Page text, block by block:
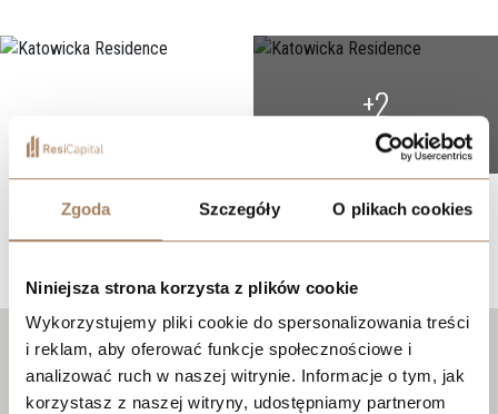
Zgoda Szczegóły O plikach cookies
Niniejsza strona korzysta z plików cookie
Wykorzystujemy pliki cookie do spersonalizowania treści
i reklam, aby oferować funkcje społecznościowe i
analizować ruch w naszej witrynie. Informacje o tym, jak
korzystasz z naszej witryny, udostępniamy partnerom
+2
Lokalizacja